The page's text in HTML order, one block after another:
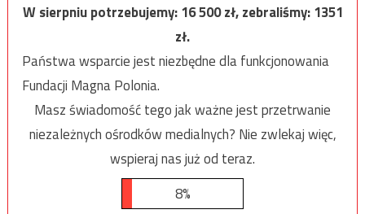
W sierpniu potrzebujemy:16 500zł, zebraliśmy:1351
zł.
Państwa wsparcie jest niezbędne dla funkcjonowania
Fundacji Magna Polonia.
Masz świadomość tego jak ważne jest przetrwanie
niezależnych ośrodków medialnych? Nie zwlekaj więc,
wspieraj nas już od teraz.
8%